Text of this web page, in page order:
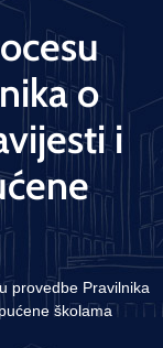
o
i
provedbe Pravilnika
školama